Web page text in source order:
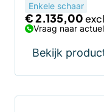
Enkele schaar
€2.135,00
Vraag naar
Bekijk